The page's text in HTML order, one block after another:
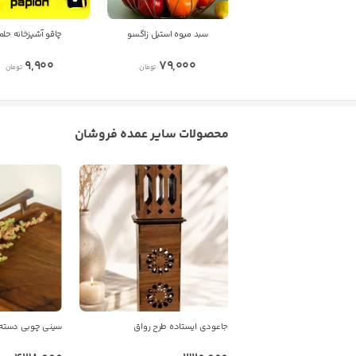
سبد میوه استیل زاگسو
79,000 تومان
چاقو آشپزخانه
9,900 تومان
محصولات سایر عمده فروشان
جاعودی ایستاده طرح رواق سینی چوبی